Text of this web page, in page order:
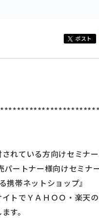
れている方向けセミナ
パートナー様向けセミナ
携帯ネットショップ』
トでＹＡＨＯＯ・楽天
す。